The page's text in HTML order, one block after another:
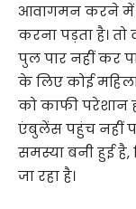
आवागमन करने में
करना पड़ता है। तो
पुल पार नहीं कर
के लिए कोई
को काफी परेशान
एंबुलेंस पहुंच नहीं
समस्या बनी हुई है,
जा रहा है।